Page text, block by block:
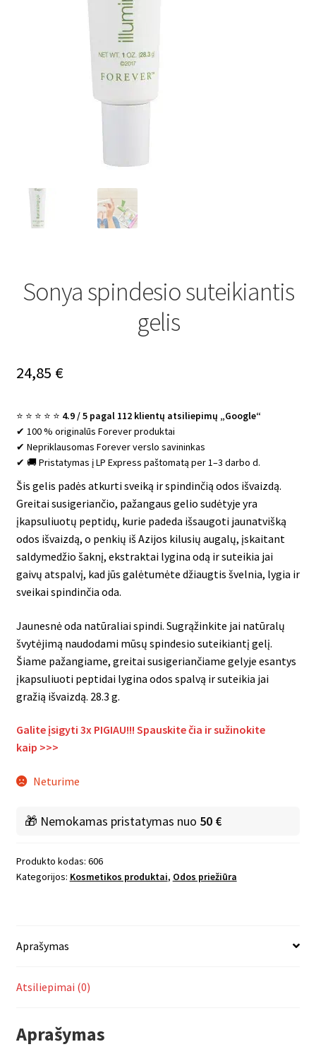
Sonya spindesio suteikiantis
gelis
24,85 €
⭐ ⭐ ⭐ ⭐ ⭐ 4.9 / 5 pagal 112 klientų atsiliepimų „Google“
✔ 100 % originalūs Forever produktai
✔ Nepriklausomas Forever verslo savininkas
✔ 🚚 Pristatymas į LP Express paštomatą per 1–3 darbo d.
Šis gelis padės atkurti sveiką ir spindinčią odos išvaizdą.
Greitai susigeriančio, pažangaus gelio sudėtyje yra
įkapsuliuotų peptidų, kurie padeda išsaugoti jaunatvišką
odos išvaizdą, o penkių iš Azijos kilusių augalų, įskaitant
saldymedžio šaknį, ekstraktai lygina odą ir suteikia jai
gaivų atspalvį, kad jūs galėtumėte džiaugtis švelnia, lygia ir
sveikai spindinčia oda.
Jaunesnė oda natūraliai spindi. Sugrąžinkite jai natūralų
švytėjimą naudodami mūsų spindesio suteikiantį gelį.
Šiame pažangiame, greitai susigeriančiame gelyje esantys
įkapsuliuoti peptidai lygina odos spalvą ir suteikia jai
gražią išvaizdą. 28.3 g.
Galite įsigyti 3x PIGIAU!!! Spauskite čia ir sužinokite
kaip >>>
Neturime
🎁 Nemokamas pristatymas nuo 50 €
Produkto kodas: 606
Kategorijos: Kosmetikos produktai, Odos priežiūra
Aprašymas
Atsiliepimai (0)
Aprašymas